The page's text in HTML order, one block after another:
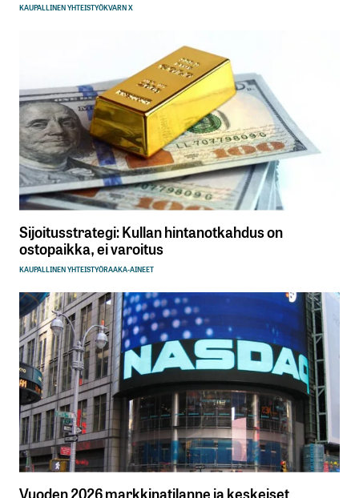
KAUPALLINEN YHTEISTYÖKVARN X
Sijoitusstrategi: Kullan hintanotkahdus on
ostopaikka, ei varoitus
KAUPALLINEN YHTEISTYÖRAAKA-AINEET
Vuoden 2026 markkinatilanne ja keskeiset